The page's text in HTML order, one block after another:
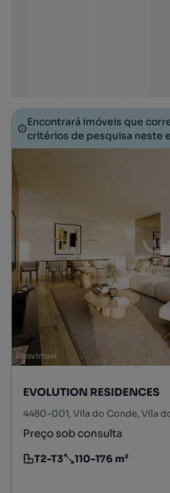
Encontrará imóveis que
critérios de pesquisa neste
EVOLUTION RESIDENCES
4480-001, Vila do Conde, Vila
Preço sob consulta
Tipologia
T2-T3
Preço por metro quadrado
110-176 m²